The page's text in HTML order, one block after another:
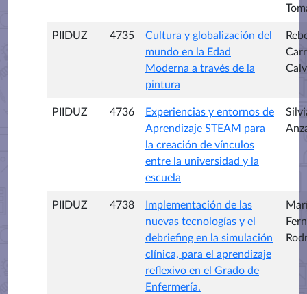
PIIDUZ 4735
Cultura y globalización del
mundo en la Edad
Moderna a través de la
pintura
PIIDUZ 4736
Experiencias y entornos de
Aprendizaje STEAM para
la creación de vínculos
entre la universidad y la
escuela
PIIDUZ 4738
Implementación de las
nuevas tecnologías y el
debriefing en la simulación
clínica, para el aprendizaje
reflexivo en el Grado de
Enfermería.